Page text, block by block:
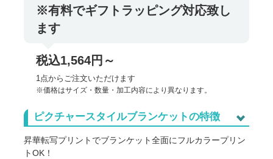
※有料でギフトラッピング対応致し
ます
税込1,564円～
1点からご注文いただけます
※価格はサイズ・数量・加工内容により異なります。
ピクチャースタイルブランケットの特徴
昇華転写プリントでブランケット全面にフルカラープリン
トOK！